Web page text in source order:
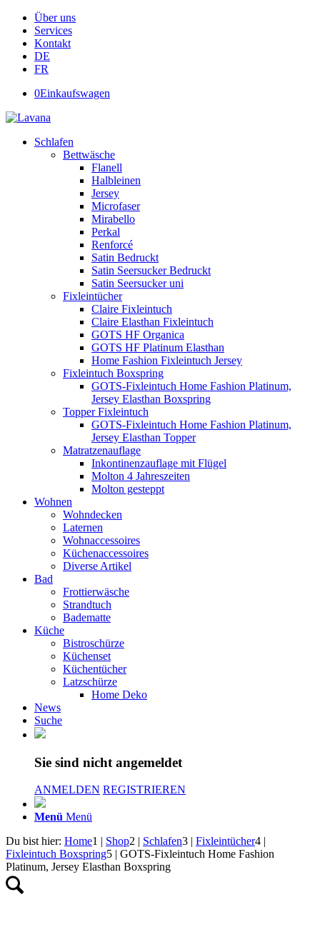
Über uns
Services
Kontakt
DE
FR
0Einkaufswagen
Schlafen
Bettwäsche
Flanell
Halbleinen
Jersey
Microfaser
Mirabello
Perkal
Renforcé
Satin Bedruckt
Satin Seersucker Bedruckt
Satin Seersucker uni
Fixleintücher
Claire Fixleintuch
Claire Elasthan Fixleintuch
GOTS HF Organica
GOTS HF Platinum Elasthan
Home Fashion Fixleintuch Jersey
Fixleintuch Boxspring
GOTS-Fixleintuch Home Fashion Platinum,
Jersey Elasthan Boxspring
Topper Fixleintuch
GOTS-Fixleintuch Home Fashion Platinum,
Jersey Elasthan Topper
Matratzenauflage
Inkontinenzauflage mit Flügel
Molton 4 Jahreszeiten
Molton gesteppt
Wohnen
Wohndecken
Laternen
Wohnaccessoires
Küchenaccessoires
Diverse Artikel
Bad
Frottierwäsche
Strandtuch
Badematte
Küche
Bistroschürze
Küchenset
Küchentücher
Latzschürze
Home Deko
News
Suche
Sie sind nicht angemeldet
ANMELDEN REGISTRIEREN
Menü Menü
Du bist hier: Home1 | Shop2 | Schlafen3 | Fixleintücher4 |
Fixleintuch Boxspring5 | GOTS-Fixleintuch Home Fashion
Platinum, Jersey Elasthan Boxspring